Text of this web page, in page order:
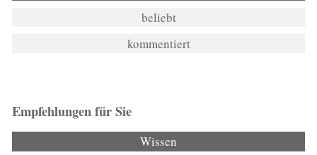
beliebt
kommentiert
Empfehlungen für Sie
Wissen